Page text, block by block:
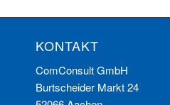
KONTAKT
ComConsult GmbH
Burtscheider Markt 24